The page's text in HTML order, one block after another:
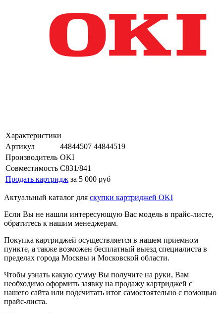
Характеристики
Артикул
44844507 44844519
Производитель OKI
Совместимость C831/841
Продать картридж за 5 000 руб
Актуальный каталог для скупки картриджей OKI
Если Вы не нашли интересующую Вас модель в прайс-листе,
обратитесь к нашим менеджерам.
Покупка картриджей осуществляется в нашем приемном
пункте, а также возможен бесплатный выезд специалиста в
пределах города Москвы и Московской области.
Чтобы узнать какую сумму Вы получите на руки, Вам
необходимо оформить заявку на продажу картриджей с
нашего сайта или подсчитать итог самостоятельно с помощью
прайс-листа.